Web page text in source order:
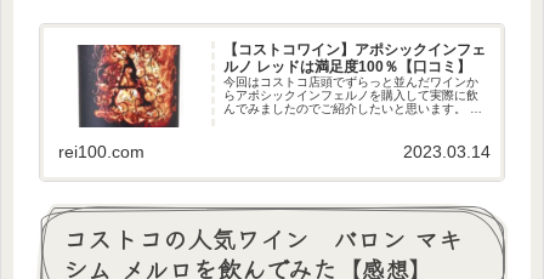
【コストコワイン】アポシックインフェ
ルノ レッドは満足度100％【口コミ】
今回はコストコ店頭でずらっと並んだワインか
らアポシックインフェルノを購入して実際に飲
んでみましたのでご紹介したいと思います。 ア
リカーショップよりも安く購入...
rei100.com 2023.03.14
コストコの人気ワイン バロン マキ
シム メルロを飲んでみた【感想】